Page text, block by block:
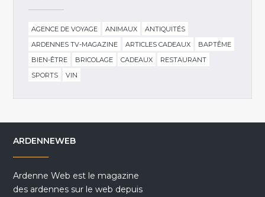
AGENCE DE VOYAGE ANIMAUX
ANTIQUITÉS
ARDENNES TV-MAGAZINE
ARTICLES CADEAUX
BAPTÊME
BIEN-ÊTRE
BRICOLAGE CADEAUX
RESTAURANT
SPORTS
VIN
ARDENNEWEB
Ardenne Web est le magazine
des ardennes sur le web depuis